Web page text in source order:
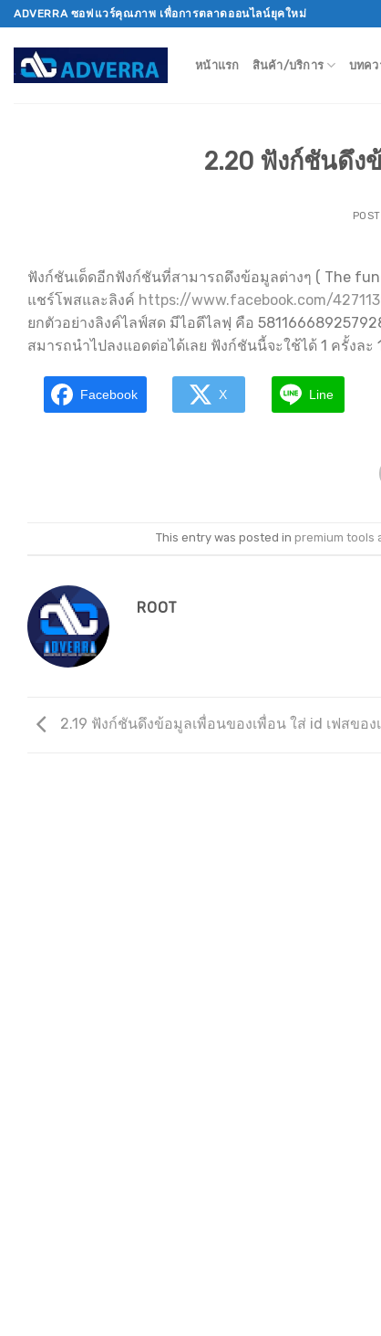
Skip
to
content
ADVERRA ซอฟแวร์คุณภาพ เพื่อการตลาดออนไลน์ยุคใหม่
หน้าแรก สินค้า/บริการ บทคว
2.20 ฟังก์ชันดึง
ฟังก์ชันเด็ดอีกฟังก์ชันที่สามารถดึงข้อมูลต่างๆ ( The
แชร์โพสและลิงค์ https://www.facebook.com/
ยกตัวอย่างลิงค์ไลฟ์สด มีไอดีไลฟฺ คือ
สมารถนำไปลงแอดต่อได้เลย ฟังก์ชันนี้จะใช้ได้ 1 ครั้งล
Facebook X Line
This entry was posted in premium tools
ROOT
2.19 ฟังก์ชันดึงข้อมูลเพื่อนของเพื่อน ใส่ id เฟสของ